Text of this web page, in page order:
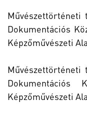
Művészettörténeti
Dokumentációs
Képzőművészeti
Művészettörténeti
Dokumentációs
Képzőművészeti